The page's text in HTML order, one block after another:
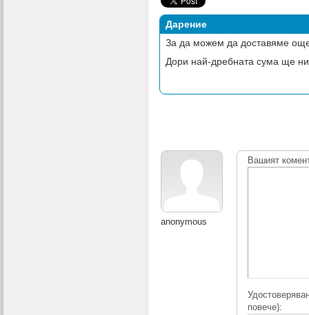
Дарение
За да можем да доставяме
Дори най-дребната сума ще
anonymous
Вашият
повече):